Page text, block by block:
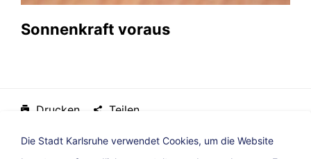
Sonnenkraft voraus
Drucken
Teilen
22. Dezember 2022, Stadt Karlsruhe
Die Stadt Karlsruhe verwendet Cookies, um die Website